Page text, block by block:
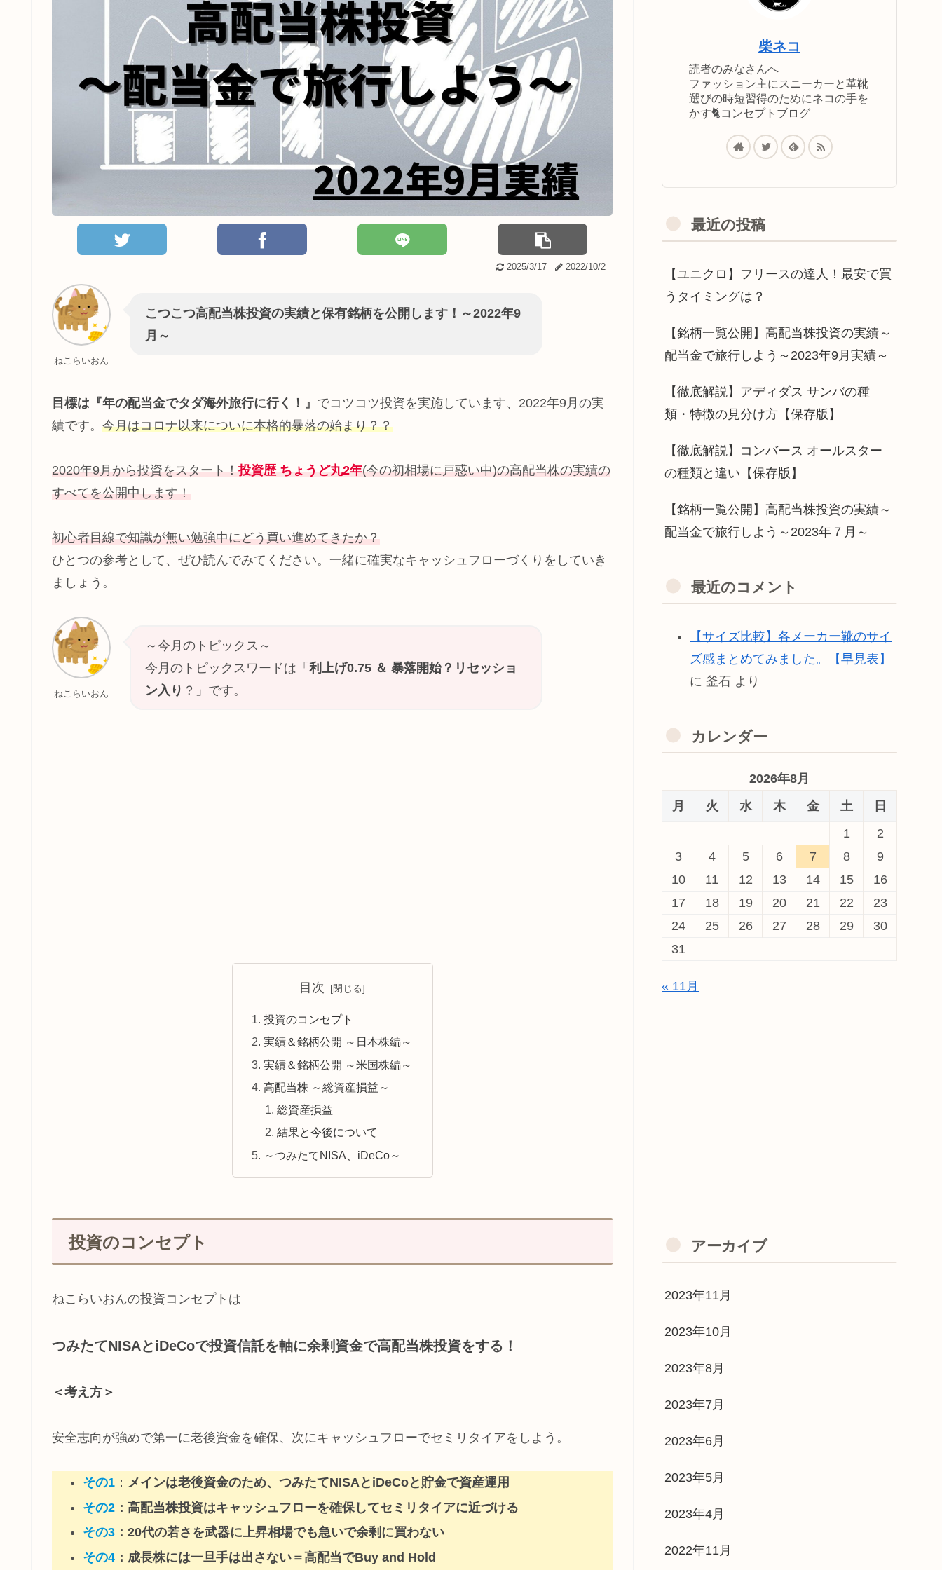
2025/3/17 2022/10/2
ねこらいおん
こつこつ高配当株投資の実績と保有銘柄を公開します！～2022年9
月～
目標は 『年の配当金でタダ海外旅行に行く！』 でコツコツ投資を実施しています、2022年9月の実
績です。 今月はコロナ以来についに本格的暴落の始まり？？
2020年9月から投資をスタート！投資歴 ちょうど丸2年(今の初相場に戸惑い中)の高配当株の実績の
すべてを公開中します！
初心者目線で知識が無い勉強中にどう買い進めてきたか？
ひとつの参考として、ぜひ読んでみてください。一緒に確実なキャッシュフローづくりをしていき
ましょう。
ねこらいおん
～今月のトピックス～
今月のトピックスワードは「 利上げ0.75 ＆ 暴落開始？リセッショ
ン入り ？」です。
目次
投資のコンセプト
実績＆銘柄公開 ～日本株編～
実績＆銘柄公開 ～米国株編～
高配当株 ～総資産損益～
総資産損益
結果と今後について
～つみたてNISA、iDeCo～
投資のコンセプト
ねこらいおんの投資コンセプトは
つみたてNISAとiDeCoで投資信託を軸に余剰資金で高配当株投資をする！
＜考え方＞
安全志向が強めで第一に老後資金を確保、次にキャッシュフローでセミリタイアをしよう。
その1： メインは老後資金のため、つみたてNISAとiDeCoと貯金で資産運用
その2：高配当株投資はキャッシュフローを確保してセミリタイアに近づける
その3：20代の若さを武器に上昇相場でも急いで余剰に買わない
その4：成長株には一旦手は出さない＝高配当でBuy and Hold
柴ネコ
読者のみなさんへ
ファッション主にスニーカーと革靴
選びの時短習得のためにネコの手を
かす🐈コンセプトブログ
最近の投稿
【ユニクロ】フリースの達人！最安で買
うタイミングは？
【銘柄一覧公開】高配当株投資の実績～
配当金で旅行しよう～2023年9月実績～
【徹底解説】アディダス サンバの種
類・特徴の見分け方【保存版】
【徹底解説】コンバース オールスター
の種類と違い【保存版】
【銘柄一覧公開】高配当株投資の実績～
配当金で旅行しよう～2023年７月～
最近のコメント
【サイズ比較】各メーカー靴のサイ
ズ感まとめてみました。【早見表】
に 釜石 より
カレンダー
2026年8月
月
火 水 木 金 土
日
1
2
3
4 5 6 7 8
9
10
11 12 13 14 15
16
17
18 19 20 21 22
23
24
25 26 27 28 29
30
31
« 11月
アーカイブ
2023年11月
2023年10月
2023年8月
2023年7月
2023年6月
2023年5月
2023年4月
2022年11月